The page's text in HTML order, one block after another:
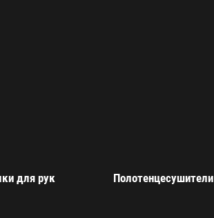
для рук Полотенцесушители